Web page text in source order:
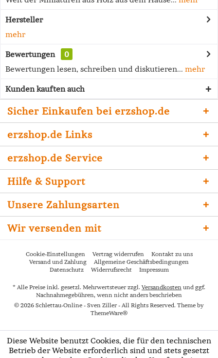
Hersteller
mehr
Bewertungen
0
Bewertungen lesen, schreiben und diskutieren... mehr
Kunden kauften auch
Sicher Einkaufen bei erzshop.de
erzshop.de Links
erzshop.de Service
Hilfe & Support
Unsere Zahlungsarten
Wir versenden mit
Cookie-Einstellungen Vertrag widerrufen
Kontakt zu uns
Versand und Zahlung
Allgemeine Geschäftsbedingungen
Datenschutz
Widerrufsrecht Impressum
* Alle Preise inkl. gesetzl. Mehrwertsteuer zzgl. Versandkosten und ggf.
Nachnahmegebühren, wenn nicht anders beschrieben
© 2026 Schlettau-Online - Sven Ziller - All Rights Reserved. Theme by
ThemeWare®
Diese Website benutzt Cookies, die für den technischen
Betrieb der Website erforderlich sind und stets gesetzt